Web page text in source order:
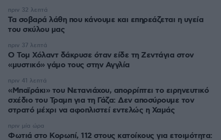
Τα σοβαρά λάθη που κάνουμε και επηρεάζεται η υγεία
του σκύλου μας
πριν 32 λεπτά
Ο Τομ Χόλαντ δάκρυσε όταν είδε τη Ζεντάγια στον
«μυστικό» γάμο τους στην Αγγλία
πριν 37 λεπτά
«Μπαϊράκι» του Νετανιάχου, απορρίπτει το ειρηνευτικό
σχέδιο του Τραμπ για τη Γάζα: Δεν αποσύρουμε τον
στρατό μέχρι να αφοπλιστεί εντελώς η Χαμάς
πριν 41 λεπτά
Φωτιά στο Κορωπί, 112 στους κατοίκους για ετοιμότητα:
πριν μία ώρα